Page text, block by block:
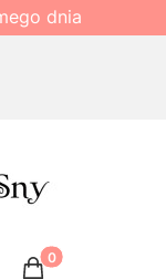
dnia
Produkty w